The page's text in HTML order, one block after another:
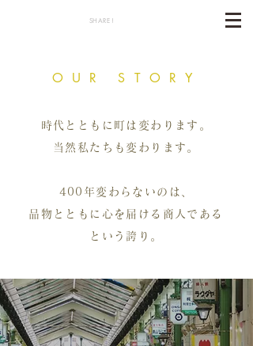
SHARE !
OUR STORY
時代とともに町は変わります。
当然私たちも変わります。
400年変わらないのは、
品物とともに心を届ける商人である
という誇り。